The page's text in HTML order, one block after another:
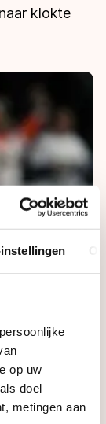
op uw
doel
metingen aan
klokte